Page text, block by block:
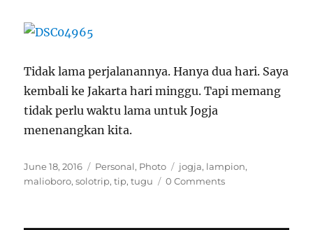
Tidak lama perjalanannya. Hanya dua hari. Saya
kembali ke Jakarta hari minggu. Tapi memang
tidak perlu waktu lama untuk Jogja
menenangkan kita.
Posted
on
June 18, 2016 Categories
Personal, Photo Tags
jogja, lampion,
malioboro,solotrip,tip,tugu 0 Comments